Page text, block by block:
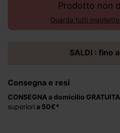
Prodotto non
Guarda tutti
SALDI : fino
Consegna e resi
CONSEGNA a domicilio GRATUITA
superiori a 50€*